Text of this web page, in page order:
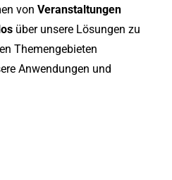
von Veranstaltungen
über unsere Lösungen zu
Themengebieten
Anwendungen und